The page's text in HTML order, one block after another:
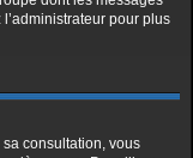
pour plus
consultation, vous